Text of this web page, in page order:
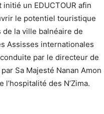
un EDUCTOUR afin
le potentiel touristique
la ville balnéaire de
Assisses internationales
par le directeur de
Sa Majesté Nanan Amon
des N’Zima.